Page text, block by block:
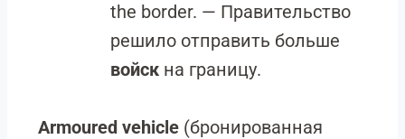
the border. — Правительство
решило отправить больше
войск на границу.
Armoured vehicle (бронированная